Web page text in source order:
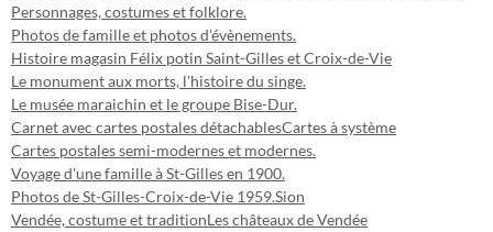
Personnages, costumes et folklore.
Photos de famille et photos d'évènements.
Histoire magasin Félix potin Saint-Gilles et Croix-de-Vie
Le monument aux morts, l'histoire du singe.
Le musée maraichin et le groupe Bise-Dur.
Carnet avec cartes postales détachablesCartes à système
Cartes postales semi-modernes et modernes.
Voyage d'une famille à St-Gilles en 1900.
Photos de St-Gilles-Croix-de-Vie 1959.Sion
Vendée, costume et traditionLes châteaux de Vendée